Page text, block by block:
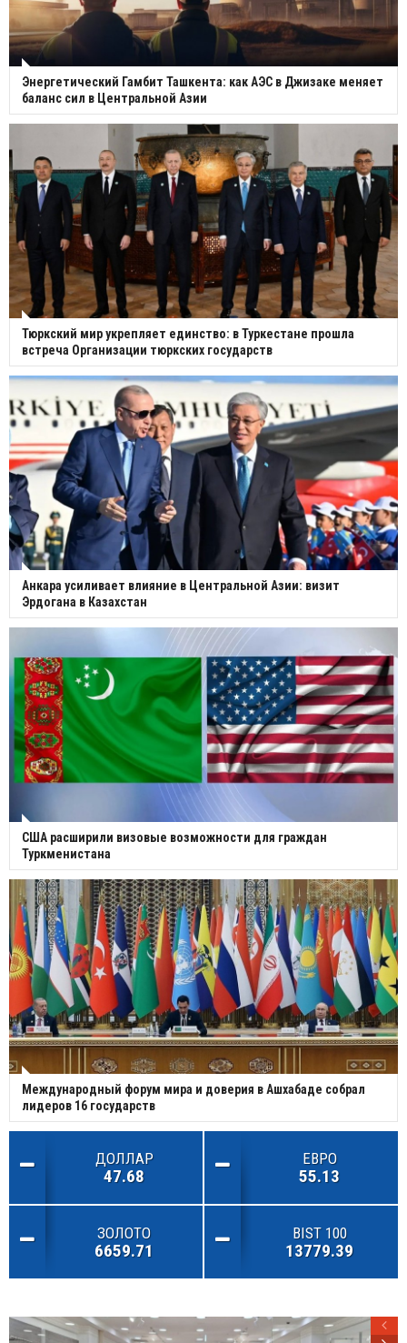
Энергетический Гамбит Ташкента: как АЭС в Джизаке меняет
баланс сил в Центральной Азии
Тюркский мир укрепляет единство: в Туркестане прошла
встреча Организации тюркских государств
Анкара усиливает влияние в Центральной Азии: визит
Эрдогана в Казахстан
США расширили визовые возможности для граждан
Туркменистана
Международный форум мира и доверия в Ашхабаде собрал
лидеров 16 государств
ДОЛЛАР
47.68
ЕВРО
55.13
ЗОЛОТО
6659.71
BIST 100
13779.39